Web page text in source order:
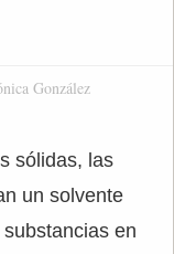
González
sólidas, las
un solvente
en